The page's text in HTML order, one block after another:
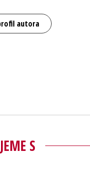
autora
S